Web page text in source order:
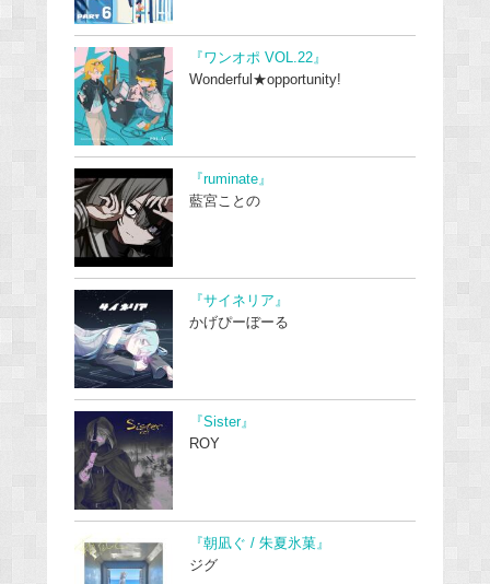
『ワンオポ VOL.22』
Wonderful★opportunity!
『ruminate』
藍宮ことの
『サイネリア』
かげぴーぼーる
『Sister』
ROY
『朝凪ぐ / 朱夏氷菓』
ジグ